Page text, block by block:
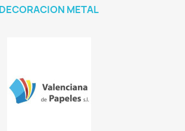
DECORACION METAL